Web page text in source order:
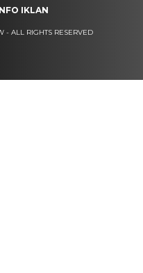
IKLAN
- ALL RIGHTS RESERVED